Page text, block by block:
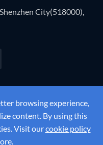
City(518000),
richtlinie
browsing experience,
content. By using this
Visit ourcookie policy